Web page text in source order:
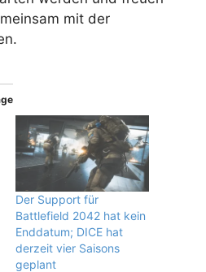
mit der
Der Support für
Battlefield 2042 hat kein
Enddatum; DICE hat
derzeit vier Saisons
geplant